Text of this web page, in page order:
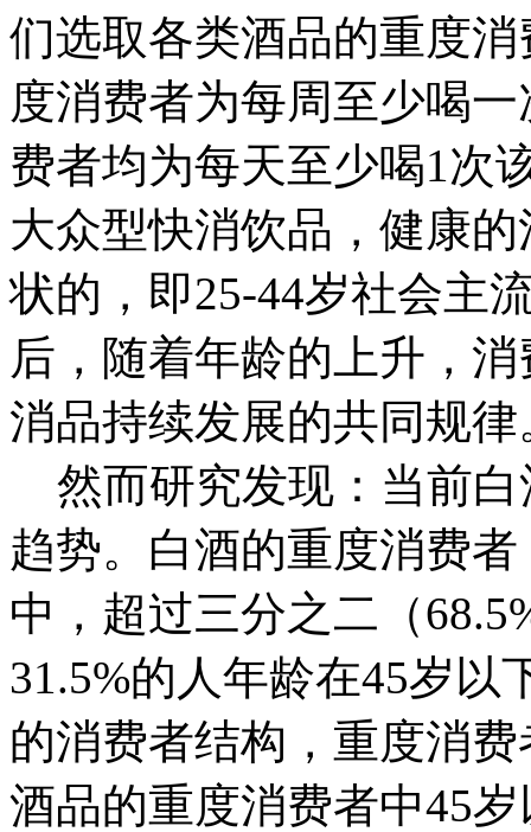
们选取各类酒品的重度
度消费者为每周至少喝
费者均为每天至少喝1次
大众型快消饮品，健康
状的，即25-44岁社会主
后，随着年龄的上升，
消品持续发展的共同规律
然而研究发现：当前白
趋势。白酒的重度消费
中，超过三分之二（
31.5%的人年龄在45岁
的消费者结构，重度消
酒品的重度消费者中45